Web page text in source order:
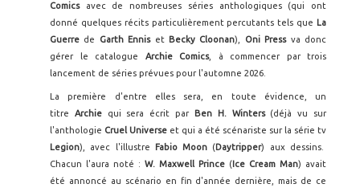
Comics
avec de nombreuses séries anthologiques (qui ont
donné quelques récits particulièrement percutants tels que La
Guerre de Garth Ennis et Becky Cloonan), Oni Press va donc
gérer le catalogue Archie Comics, à commencer par trois
lancement de séries prévues pour l'automne 2026.
La première d'entre elles sera, en toute évidence, un
titre Archiequi sera écrit par Ben H. Winters (déjà vu sur
l'anthologie Cruel Universe et qui a été scénariste sur la série tv
Legion), avec l'illustre Fabio Moon (Daytripper) aux dessins.
Chacun l'aura noté : W. Maxwell Prince ( Ice Cream Man) avait
été annoncé au scénario en fin d'année dernière, mais de ce